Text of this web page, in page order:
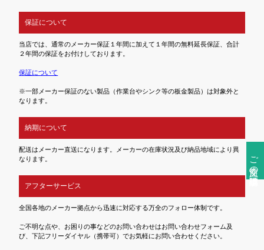
ご注文前の確認事項
保証について
当店では、通常のメーカー保証１年間に加えて１年間の無料延長保証、合計
２年間の保証をお付けしております。
保証について
※一部メーカー保証のない製品（作業台やシンク等の板金製品）は対象外と
なります。
納期について
配送はメーカー直送になります。メーカーの在庫状況及び納品地域により異
なります。
アフターサービス
全国各地のメーカー拠点から迅速に対応する万全のフォロー体制です。
ご不明な点や、お困りの事などのお問い合わせはお問い合わせフォーム及
び、下記フリーダイヤル（携帯可）でお気軽にお問い合わせください。